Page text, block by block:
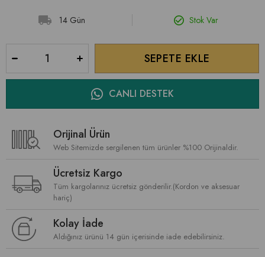
14 Gün Stok Var
CANLI DESTEK
Orijinal Ürün
Web Sitemizde sergilenen tüm ürünler %100 Orijinaldir.
Ücretsiz Kargo
Tüm kargolarınız ücretsiz gönderilir.(Kordon ve aksesuar
hariç)
Kolay İade
Aldığınız ürünü 14 gün içerisinde iade edebilirsiniz.